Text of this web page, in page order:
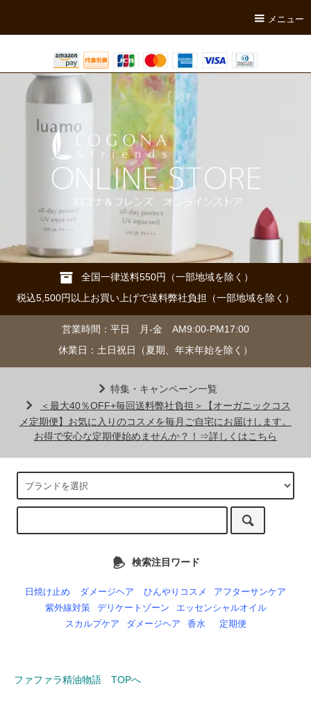
メニュー
全国一律送料550円（一部地域を除く）
税込5,500円以上お買い上げで送料弊社負担（一部地域を除く）
営業時間：平日 月-金 AM9:00-PM17:00
休業日：土日祝日（夏期、年末年始を除く）
特集・キャンペーン一覧
＜最大40％OFF+毎回送料弊社負担＞【オーガニックコス
メ定期便】お気に入りのコスメを毎月ご自宅にお届けします。
お得で安心な定期便始めませんか？！⇒詳しくはこちら
検索注目ワード
日焼け止め ダメージヘア ひんやりコスメ
アフターサンケア
紫外線対策
デリケートゾーン
エッセンシャルオイル
スカルプケア
ダメージヘア 香水 定期便
ファファラ精油物語 TOPへ